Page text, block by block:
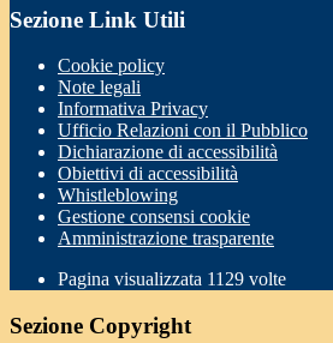
Sezione Link Utili
Cookie policy
Note legali
Informativa Privacy
Ufficio Relazioni con il Pubblico
Dichiarazione di accessibilità
Obiettivi di accessibilità
Whistleblowing
Gestione consensi cookie
Amministrazione trasparente
Pagina visualizzata 1129 volte
Sezione Copyright